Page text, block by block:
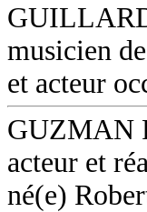
musicien
et acteur
GUZMAN
acteur et
né(e)